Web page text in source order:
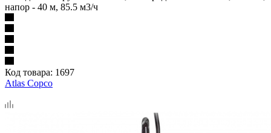
напор - 40 м, 85.5 м3/ч
Код товара: 1697
Atlas Copco